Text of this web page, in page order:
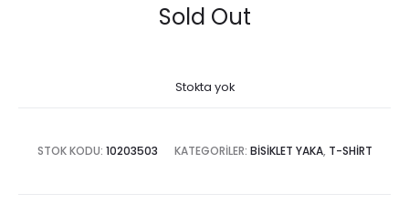
Sold Out
Stokta yok
STOK KODU: 10203503 KATEGORILER: BISIKLET YAKA, T-SHIRT